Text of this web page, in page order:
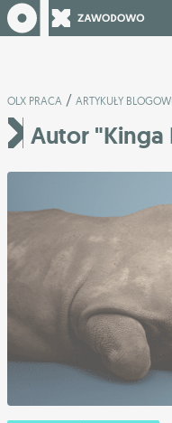
OLX PRACA / ARTYKUŁY
Autor